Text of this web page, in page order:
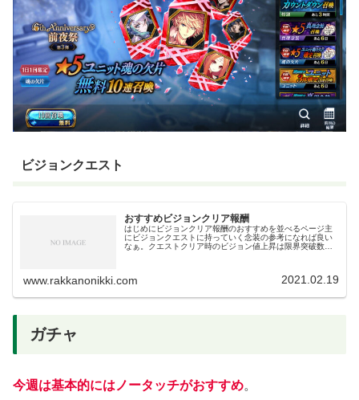
ビジョンクエスト
おすすめビジョンクリア報酬
はじめにビジョンクリア報酬のおすすめを並べるページ主
にビジョンクエストに持っていく念装の参考になれば良い
なぁ。クエストクリア時のビジョン値上昇は限界突破数に
www.rakkanonikki.com 2021.02.19
ガチャ
今週は基本的にはノータッチがおすすめ。